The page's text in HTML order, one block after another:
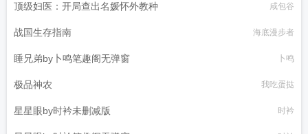
顶级妇医：开局查出名媛怀外教种 咸包谷
战国生存指南 海底漫步者
睡兄弟by卜鸣笔趣阁无弹窗 卜鸣
极品神农 我吃蛋挞
星星眼by时衿未删减版 时衿